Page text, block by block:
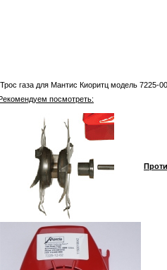
Трос газа для Мантис Киоритц модель 7225-
посмотреть: